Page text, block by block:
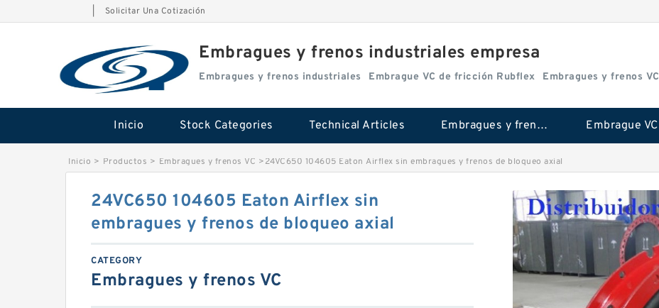
Solicitar Una Cotización
Embragues y frenos industriales empresa
Embragues y frenos industriales Embrague VC de fricción Rubflex Embragues y frenos VC
Inicio Stock Categories Technical Articles Embragues y frenos industriales
Inicio > Productos > Embragues y frenos VC >24VC650 104605 Eaton Airflex sin embragues y frenos de bloqueo axial
24VC650 104605 Eaton Airflex sin
embragues y frenos de bloqueo axial
CATEGORY
Embragues y frenos VC